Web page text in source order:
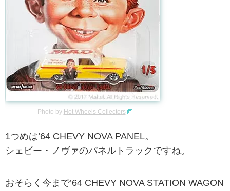
Photo by Hot Wheels Collectors
1つめは’64 CHEVY NOVA PANEL。
シェビー・ノヴァのパネルトラックですね。
おそらく今まで’64 CHEVY NOVA STATION WAGON